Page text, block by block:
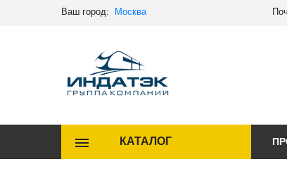
Ваш город: Москва
КАТАЛОГ